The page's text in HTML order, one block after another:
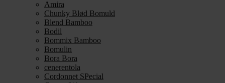
Amira
Chunky Blød Bomuld
Blend Bamboo
Bodil
Bommix Bamboo
Bomulin
Bora Bora
cenerentola
Cordonnet SPecial